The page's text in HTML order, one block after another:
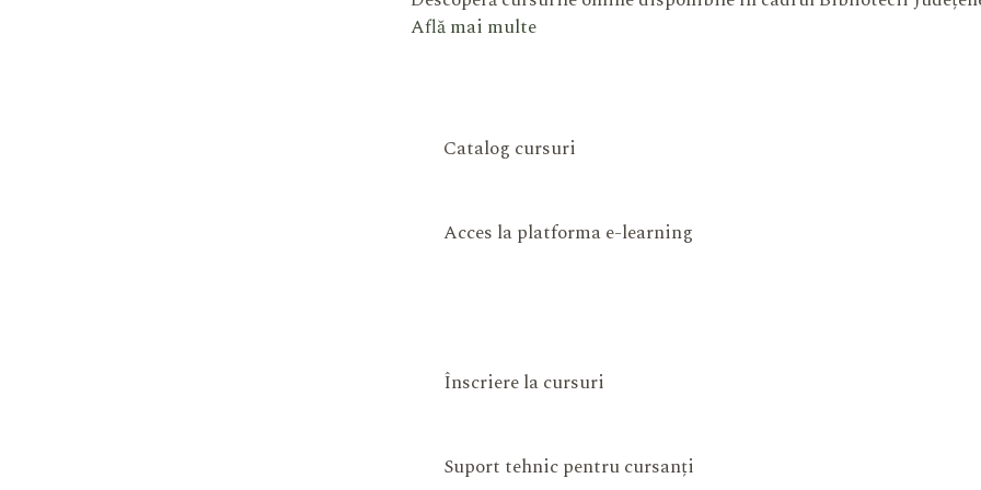
Află mai multe
Catalog cursuri
Acces la platforma e-learning
Înscriere la cursuri
Suport tehnic pentru cursanți